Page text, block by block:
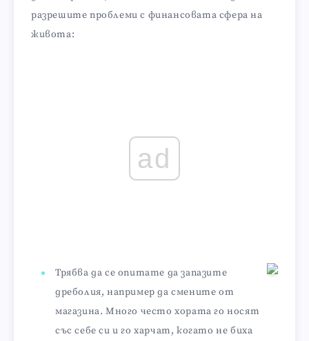
разрешите проблеми с финансовата сфера на
живота:
ad
Трябва да се опитате да запазите
дреболия, например да смените от
магазина. Много често хората го носят
със себе си и го харчат, когато не биха